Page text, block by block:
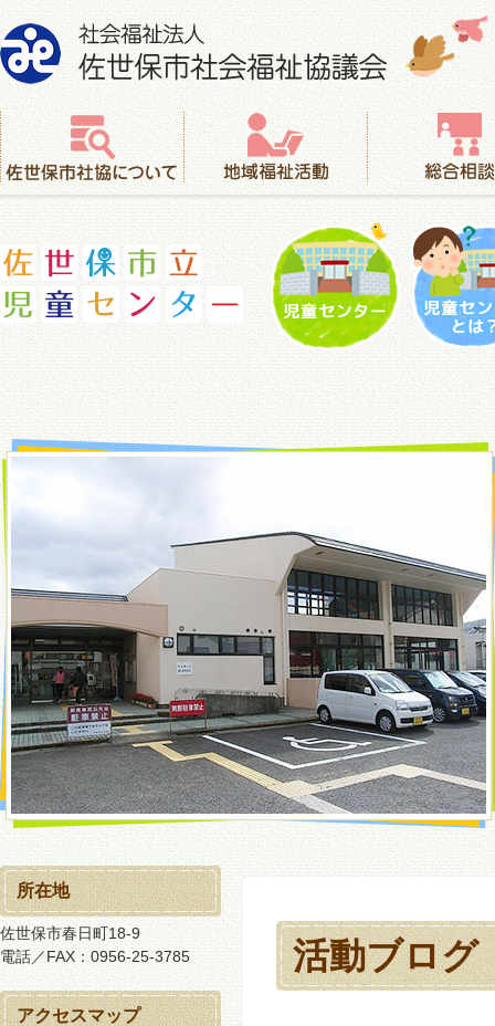
社会福祉法人 佐世保市社会福祉協議会
佐世保市社協について
地域福祉活動 総合相談
佐世保市立児童センター
活動ブログ
所在地
佐世保市春日町18-9
電話／FAX：0956-25-3785
アクセスマップ